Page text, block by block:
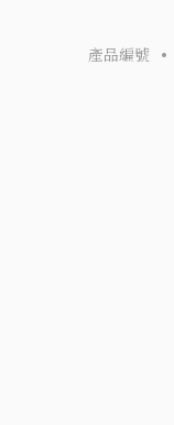
產品編號